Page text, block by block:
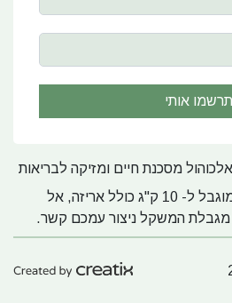
מסכנת חיים ומזיקה לבריאות
שימו לב! משקל המשלוח מוגבל ל- 10 ק"ג כולל אריזה, אל
המשקל ניצור עמכם קשר.